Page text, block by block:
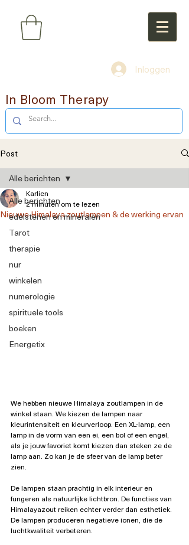
Inloggen
In Bloom Therapy
Post
Alle berichten
edelstenen en mineralen
Tarot
therapie
nur
winkelen
numerologie
spirituele tools
boeken
Energetix
Alle berichten
Nieuwe Himalaya zoutlampen & de werking ervan
Karlien
2 minuten om te lezen
We hebben nieuwe Himalaya zoutlampen in de
winkel staan. We kiezen de lampen naar
kleurintensiteit en kleurverloop. Een XL-lamp, een
lamp in de vorm van een ei, een bol of een engel,
als je jouw favoriet komt kiezen dan steken ze de
lamp aan. Zo kan je de sfeer van de lamp beter
zien.
De lampen staan prachtig in elk interieur en
fungeren als natuurlijke lichtbron. De functies van
Himalayazout reiken echter verder dan esthetiek.
De lampen produceren negatieve ionen, die de
luchtkwaliteit verbeteren.